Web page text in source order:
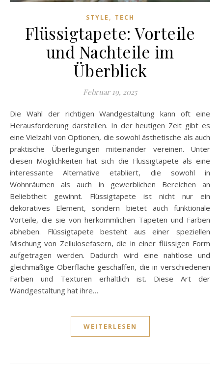
STYLE , TECH
Flüssigtapete: Vorteile
und Nachteile im
Überblick
Februar 19, 2025
Die Wahl der richtigen Wandgestaltung kann oft eine
Herausforderung darstellen. In der heutigen Zeit gibt es
eine Vielzahl von Optionen, die sowohl ästhetische als auch
praktische Überlegungen miteinander vereinen. Unter
diesen Möglichkeiten hat sich die Flüssigtapete als eine
interessante Alternative etabliert, die sowohl in
Wohnräumen als auch in gewerblichen Bereichen an
Beliebtheit gewinnt. Flüssigtapete ist nicht nur ein
dekoratives Element, sondern bietet auch funktionale
Vorteile, die sie von herkömmlichen Tapeten und Farben
abheben. Flüssigtapete besteht aus einer speziellen
Mischung von Zellulosefasern, die in einer flüssigen Form
aufgetragen werden. Dadurch wird eine nahtlose und
gleichmäßige Oberfläche geschaffen, die in verschiedenen
Farben und Texturen erhältlich ist. Diese Art der
Wandgestaltung hat ihre…
WEITERLESEN